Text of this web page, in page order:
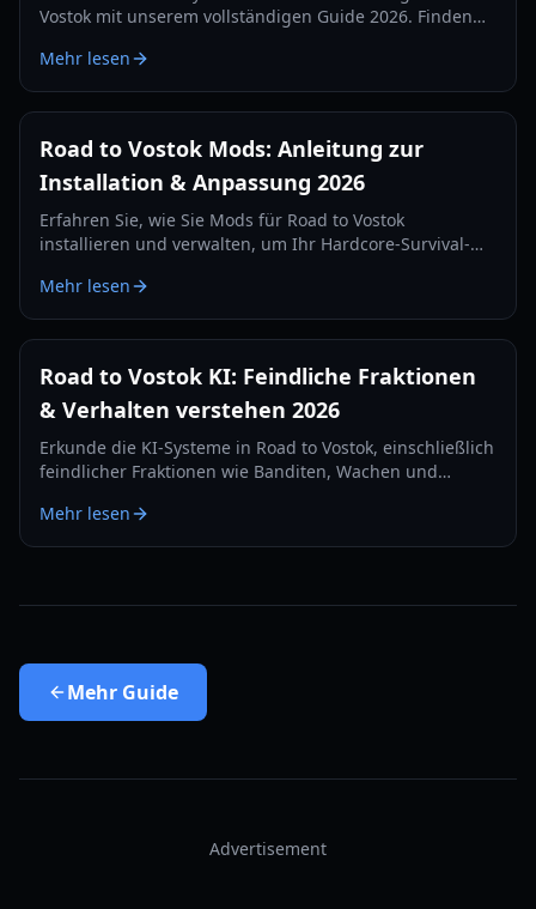
Vostok mit unserem vollständigen Guide 2026. Finden
Überlebensstrategien für die Schulkarte.
Mehr lesen
Road to Vostok Mods: Anleitung zur
Installation & Anpassung 2026
Erfahren Sie, wie Sie Mods für Road to Vostok
installieren und verwalten, um Ihr Hardcore-Survival-
und Best Practices für die Anpassung kennen.
Mehr lesen
Road to Vostok KI: Feindliche Fraktionen
& Verhalten verstehen 2026
Erkunde die KI-Systeme in Road to Vostok, einschließlich
feindlicher Fraktionen wie Banditen, Wachen und
im Jahr 2026 beeinflusst.
Mehr lesen
Mehr Guide
Advertisement